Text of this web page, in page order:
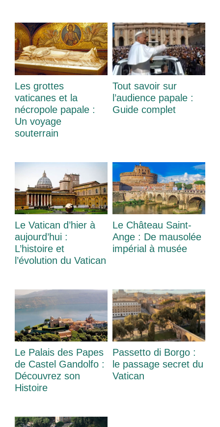
Les grottes
vaticanes et la
nécropole papale :
Un voyage
souterrain
Tout savoir sur
l’audience papale :
Guide complet
Le Vatican d’hier à
aujourd’hui :
L’histoire et
l’évolution du Vatican
Le Château Saint-
Ange : De mausolée
impérial à musée
Le Palais des Papes
de Castel Gandolfo :
Découvrez son
Histoire
Passetto di Borgo :
le passage secret du
Vatican